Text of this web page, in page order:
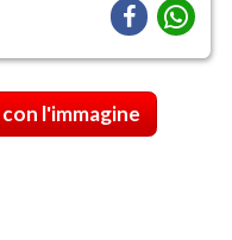
l'immagine